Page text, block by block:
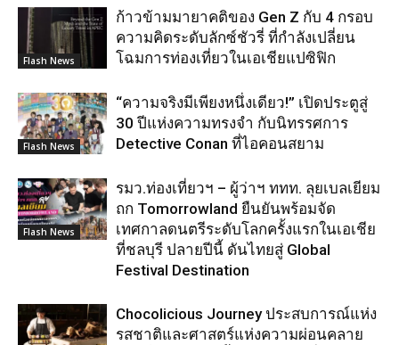
Flash News
ก้าวข้ามมายาคติของ Gen Z กับ 4 กรอบ
ความคิดระดับลักซ์ชัวรี่ ที่กำลังเปลี่ยน
โฉมการท่องเที่ยวในเอเชียแปซิฟิก
Flash News
“ความจริงมีเพียงหนึ่งเดียว!” เปิดประตูสู่
30 ปีแห่งความทรงจำ กับนิทรรศการ
Detective Conan ที่ไอคอนสยาม
Flash News
รมว.ท่องเที่ยวฯ – ผู้ว่าฯ ททท. ลุยเบลเยียม
ถก Tomorrowland ยืนยันพร้อมจัด
เทศกาลดนตรีระดับโลกครั้งแรกในเอเชีย
ที่ชลบุรี ปลายปีนี้ ดันไทยสู่ Global
Festival Destination
Chocolicious Journey ประสบการณ์แห่ง
รสชาติและศาสตร์แห่งความผ่อนคลาย